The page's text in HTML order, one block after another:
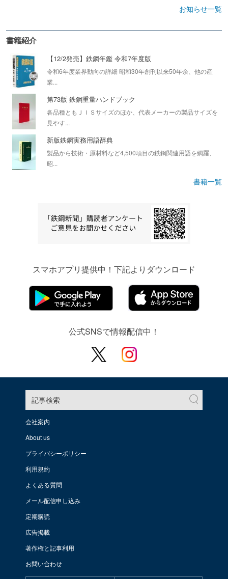
お知らせ一覧
書籍紹介
【12/2発売】鉄鋼年鑑 令和7年度版
令和6年度業界動向の詳細 昭和30年創刊以来50年余、他の産
業...
第73版 鉄鋼重量ハンドブック
各品種ともＪＩＳサイズのほか、代表メーカーの製品サイズを
見やす...
新版鉄鋼実務用語辞典
製品から技術・原材料など4,500項目の鉄鋼関連用語を網羅、
昭...
書籍一覧
スマホアプリ提供中！下記よりダウンロード
公式SNSで情報配信中！
記事検索
会社案内
About us
プライバシーポリシー
利用規約
よくある質問
メール配信申し込み
定期購読
広告掲載
著作権と記事利用
お問い合わせ